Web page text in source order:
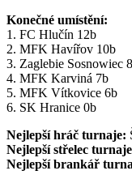
Konečné umístění:
1. FC Hlučín 12b
2. MFK Havířov 10b
3. Zaglebie Sosnowiec
4. MFK Karviná 7b
5. MFK Vítkovice 6b
6. SK Hranice 0b
Nejlepší hráč turnaje:
Nejlepší střelec
Nejlepší brankář